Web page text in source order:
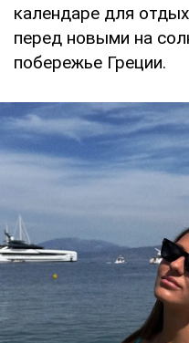
календаре для
перед новыми на
побережье Греции.